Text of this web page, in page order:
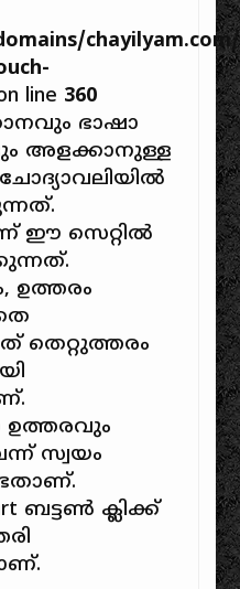
line 360
ഭാഷാ
അളക്കാനുള്ള
ഈ സെറ്റിൽ
ഉത്തരം
തെറ്റുത്തരം
സ്വയം
ബട്ടൺ ക്ലിക്ക്